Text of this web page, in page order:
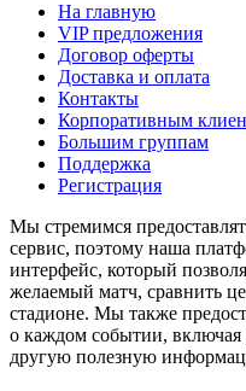
На главную
VIP предложения
Договор оферты
Доставка и оплата
Контакты
Корпоративным
Большим группам
Поддержка
Регистрация
Мы стремимся
сервис, поэтому наша
интерфейс, который
желаемый матч, сравнить
стадионе. Мы также
о каждом событии, включая
другую полезную